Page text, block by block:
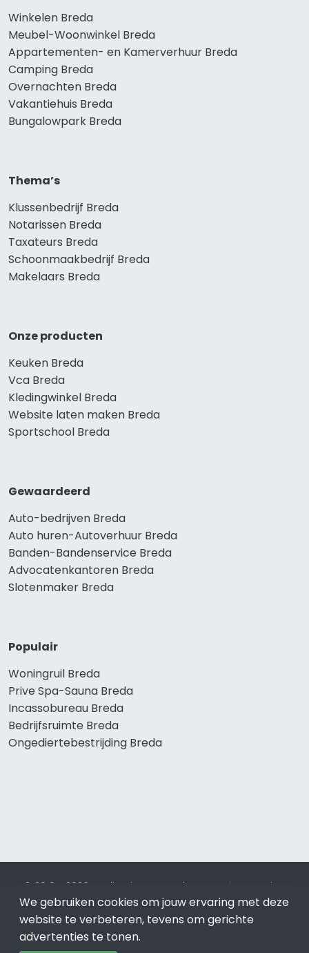
Winkelen Breda
Meubel-Woonwinkel Breda
Appartementen- en Kamerverhuur Breda
Camping Breda
Overnachten Breda
Vakantiehuis Breda
Bungalowpark Breda
Thema’s
Klussenbedrijf Breda
Notarissen Breda
Taxateurs Breda
Schoonmaakbedrijf Breda
Makelaars Breda
Onze producten
Keuken Breda
Vca Breda
Kledingwinkel Breda
Website laten maken Breda
Sportschool Breda
Gewaardeerd
Auto-bedrijven Breda
Auto huren-Autoverhuur Breda
Banden-Bandenservice Breda
Advocatenkantoren Breda
Slotenmaker Breda
Populair
Woningruil Breda
Prive Spa-Sauna Breda
Incassobureau Breda
Bedrijfsruimte Breda
Ongediertebestrijding Breda
© 2019 - 2026 Realisatie en SEO door SEO-bureau
Lion
Internet. Betaal alleen voor bewezen resultaten?SEO
optimalisatie No Cure No Pay.Breda is onderdeel van Lion
Internet.
We gebruiken cookies om jouw ervaring met deze
website te verbeteren, tevens om gerichte
advertenties te tonen.